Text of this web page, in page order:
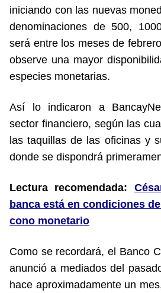
iniciando con las nuevas
denominaciones de 500,
será entre los meses de
observe una mayor
especies monetarias.
Así lo indicaron a
sector financiero, según las
las taquillas de las oficinas y
donde se dispondrá
Lectura recomendada:
banca está en condiciones
cono monetario
Como se recordará, el Banco
anunció a mediados del
hace aproximadamente un